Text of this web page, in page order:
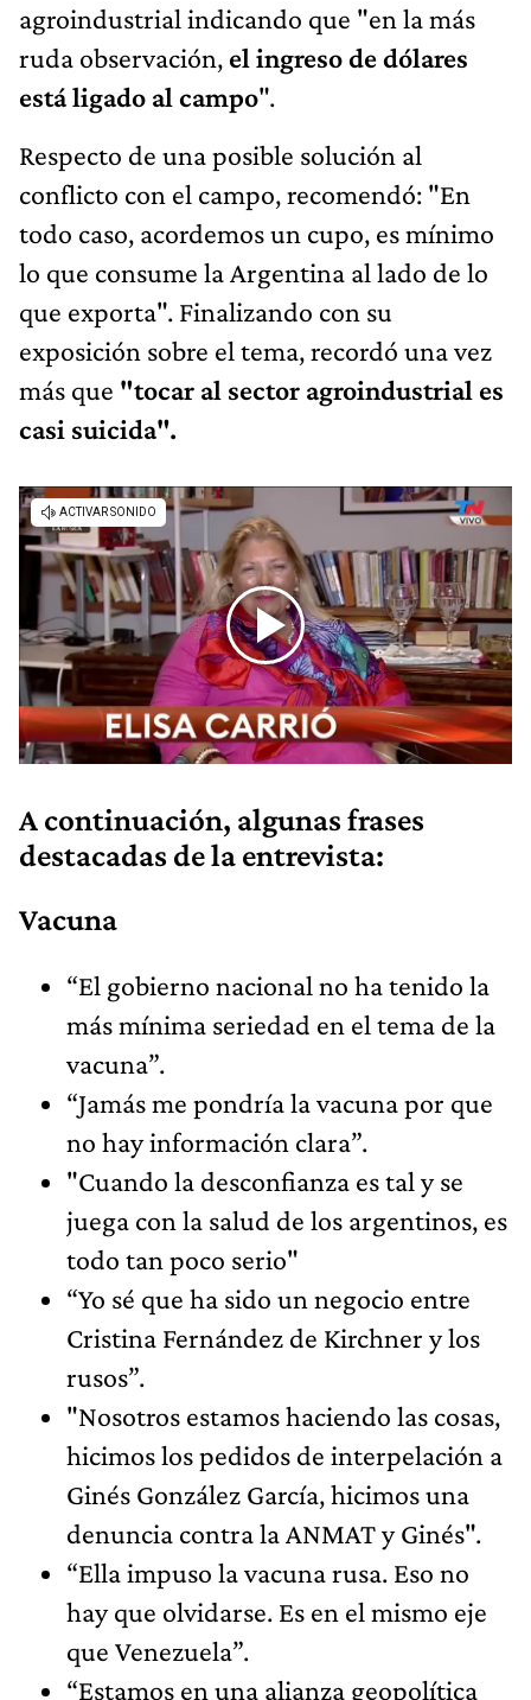
agroindustrial indicando que "en la más
ruda observación, el ingreso de dólares
está ligado al campo".
Respecto de una posible solución al
conflicto con el campo, recomendó: "En
todo caso, acordemos un cupo, es mínimo
lo que consume la Argentina al lado de lo
que exporta". Finalizando con su
exposición sobre el tema, recordó una vez
más que "tocar al sector agroindustrial es
casi suicida".
A continuación, algunas frases
destacadas de la entrevista:
Vacuna
“El gobierno nacional no ha tenido la
más mínima seriedad en el tema de la
vacuna”.
“Jamás me pondría la vacuna por que
no hay información clara”.
"Cuando la desconfianza es tal y se
juega con la salud de los argentinos, es
todo tan poco serio"
“Yo sé que ha sido un negocio entre
Cristina Fernández de Kirchner y los
rusos”.
"Nosotros estamos haciendo las cosas,
hicimos los pedidos de interpelación a
Ginés González García, hicimos una
denuncia contra la ANMAT y Ginés".
“Ella impuso la vacuna rusa. Eso no
hay que olvidarse. Es en el mismo eje
que Venezuela”.
“Estamos en una alianza geopolítica